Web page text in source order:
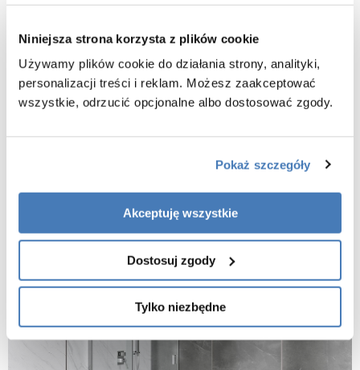
Niniejsza strona korzysta z plików cookie
Używamy plików cookie do działania strony, analityki,
personalizacji treści i reklam. Możesz zaakceptować
wszystkie, odrzucić opcjonalne albo dostosować zgody.
Pokaż szczegóły
Akceptuję wszystkie
Dostosuj zgody
Tylko niezbędne
wysokość: 200 cm
szerokość: 90 cm
regulacja przyścienna niwelacja nierówności ściany: 88 - 90 cm
szerokość wejścia: 51 cm
powłoka Besco ProClean w standardzie
Gwarancja: 3 lata, door-to-door